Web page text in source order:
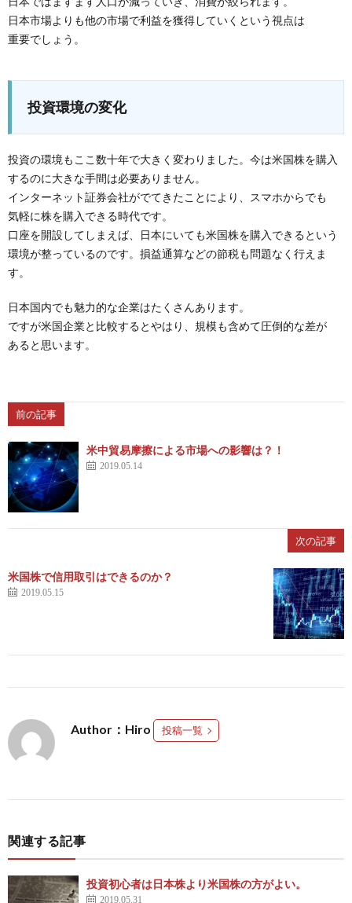
日本市場よりも他の市場で利益を獲得していくという視点は
重要でしょう。
投資環境の変化
投資の環境もここ数十年で大きく変わりました。今は米国株を購入
するのに大きな手間は必要ありません。
インターネット証券会社がでてきたことにより、スマホからでも
気軽に株を購入できる時代です。
口座を開設してしまえば、日本にいても米国株を購入できるという
環境が整っているのです。損益通算などの節税も問題なく行えま
す。
日本国内でも魅力的な企業はたくさんあります。
ですが米国企業と比較するとやはり、規模も含めて圧倒的な差が
あると思います。
前の記事
米中貿易摩擦による市場への影響は？！
2019.05.14
次の記事
米国株で信用取引はできるのか？
2019.05.15
Author：Hiro 投稿一覧
関連する記事
投資初心者は日本株より米国株の方がよい。
2019.05.31